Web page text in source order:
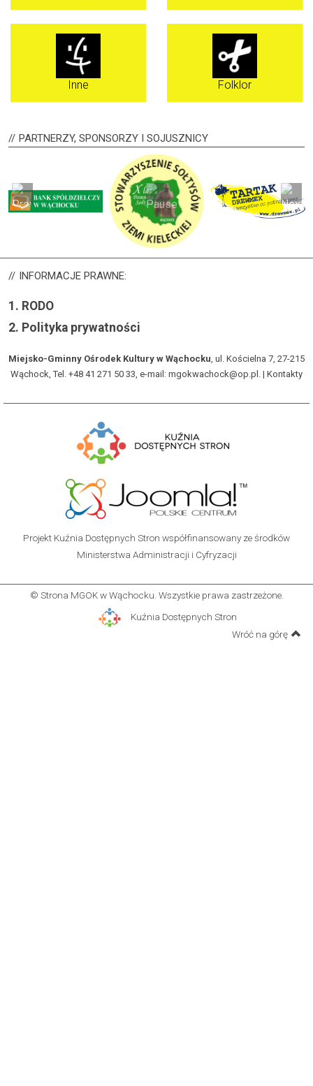
Inne Folklor
PARTNERZY, SPONSORZY I SOJUSZNICY
INFORMACJEPRAWNE:
1. RODO
2. Polityka prywatności
Miejsko-Gminny Ośrodek Kultury w Wąchocku , ul. Kościelna 7, 27-215
Wąchock, Tel. +48 41 271 50 33, e-mail: mgokwachock@op.pl. | Kontakty
Projekt Kuźnia Dostępnych Stron współfinansowany ze środków
Ministerstwa Administracji i Cyfryzacji
© Strona MGOK w Wąchocku. Wszystkie prawa zastrzeżone.
Kuźnia Dostępnych Stron
Wróć na górę